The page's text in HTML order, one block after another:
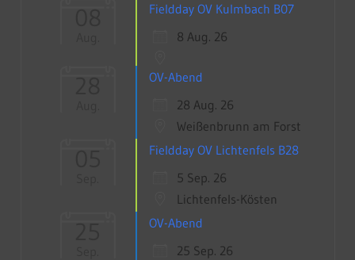
08
Fieldday OV Kulmbach B07
8 Aug. 26
28
OV-Abend
28 Aug. 26
Weißenbrunn am Forst
05
Fieldday OV Lichtenfels B28
5 Sep. 26
Lichtenfels-Kösten
25
OV-Abend
25 Sep. 26